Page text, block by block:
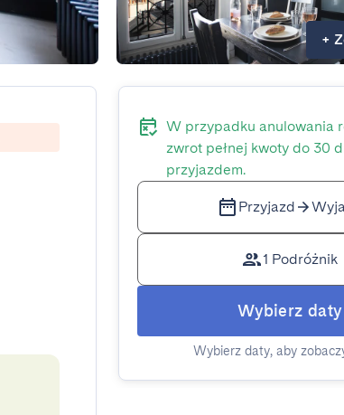
+
W przypadku anulowania
zwrot pełnej kwoty do 30
przyjazdem.
Przyjazd
1 Podróżnik
Wybierz daty
Wybierz daty, aby